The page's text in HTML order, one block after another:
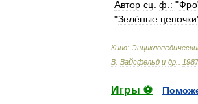
Автор сц ф : "Фро
"Зелёные цепочки
Кино:
В Вайсфельд и др 1987
Игры ⚽